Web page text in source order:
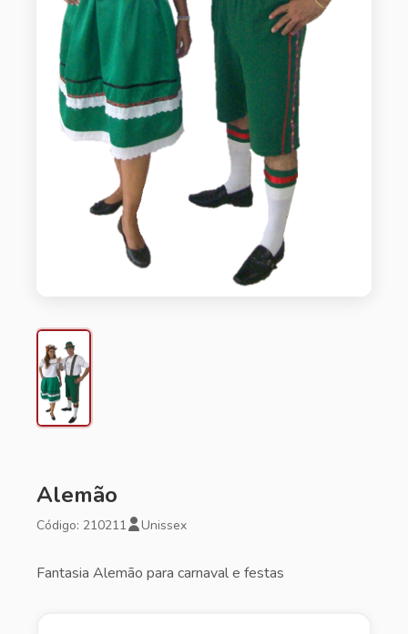
Alemão
Código: 210211 Unissex
Fantasia Alemão para carnaval e festas